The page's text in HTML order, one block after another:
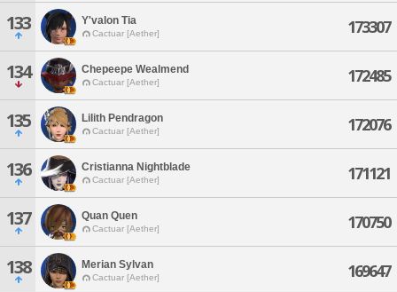
133 Y'valon Tia
Cactuar [Aether] 173307
134 Chepeepe Wealmend
Cactuar [Aether] 172485
135 Lilith Pendragon
Cactuar [Aether] 172076
136 Cristianna Nightblade
Cactuar [Aether] 171121
137 Quan Quen
Cactuar [Aether] 170750
138 Merian Sylvan
Cactuar [Aether] 169647